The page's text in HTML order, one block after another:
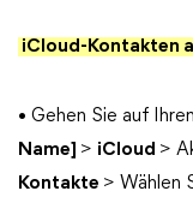
iCloud-Kontakten
• Gehen Sie auf
Name] > iCloud >
Kontakte > Wählen